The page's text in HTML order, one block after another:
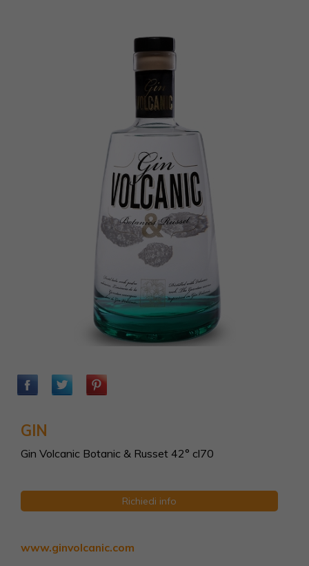
GIN
Gin Volcanic Botanic & Russet 42° cl70
Richiedi info
www.ginvolcanic.com